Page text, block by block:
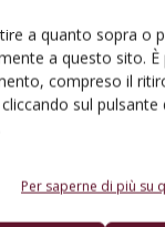
a quanto sopra o
a questo sito.
compreso il
sul
Per saperne di più su
Vino Chianti
2024
27 Agosto 2024